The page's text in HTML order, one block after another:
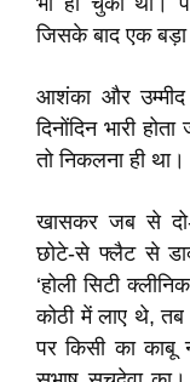
जिसके बाद एक
आशंका और
दिनोंदिन भारी
तो निकलना ही था।
खासकर जब से दो-
छोटे-से फ्लैट से
‘होली सिटी
कोठी में लाए थे,
पर किसी का काबू